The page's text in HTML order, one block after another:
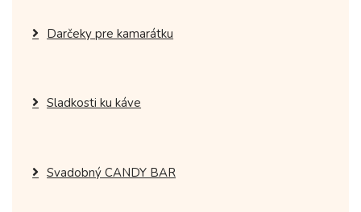
Darčeky pre kamarátku
Sladkosti ku káve
Svadobný CANDY BAR